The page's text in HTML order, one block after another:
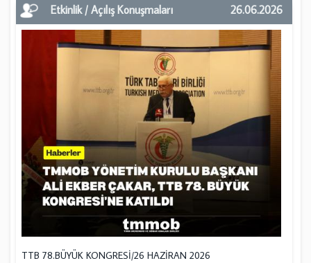
Etkinlik / Açılış Konuşmaları 26.06.2026
TTB 78.BÜYÜK KONGRESİ/26 HAZİRAN 2026